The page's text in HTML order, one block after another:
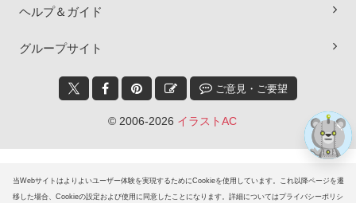
当Webサイトはよりよいユーザー体験を実現するためにCookieを使用しています。これ以降ページを遷
移した場合、Cookieの設定および使用に同意したことになります。詳細についてはプライバシーポリシ
ヘルプ＆ガイド
グループサイト
ご意見・ご要望
© 2006-2026 イラストAC